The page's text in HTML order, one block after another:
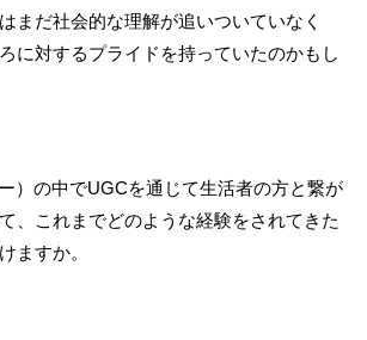
まだ社会的な理解が追いついていなく
に対するプライドを持っていたのかもし
）の中でUGCを通じて生活者の方と繋が
、これまでどのような経験をされてきた
ますか。